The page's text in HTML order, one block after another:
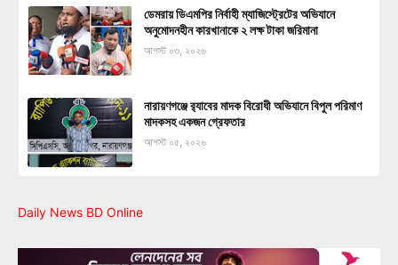
ডেমরায় ডিএমপির নির্বাহী ম্যাজিস্ট্রেটের অভিযানে
অনুমোদনহীন কারখানাকে ২ লক্ষ টাকা জরিমানা
আগস্ট ০৩, ২০২৬
নারায়ণগঞ্জে র‍্যাবের মাদক বিরোধী অভিযানে বিপুল পরিমাণ
মাদকসহ একজন গ্রেফতার
আগস্ট ০৫, ২০২৬
Daily News BD Online